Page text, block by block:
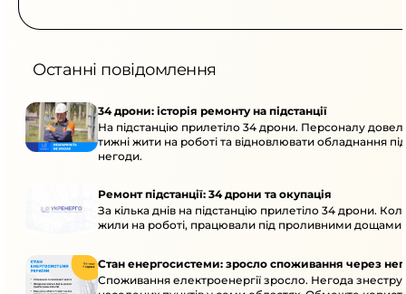
Останні повідомлення
34 дрони: історія ремонту на підстанції
На підстанцію прилетіло 34 дрони. Персоналу
тижні жити на роботі та відновлювати обладнання під
негоди.
Ремонт підстанції: 34 дрони та окупація
За кілька днів на підстанцію прилетіло 34 дрони.
жили на роботі, працювали під проливними дощами
Стан енергосистеми: зросло споживання через
Споживання електроенергії зросло. Негода